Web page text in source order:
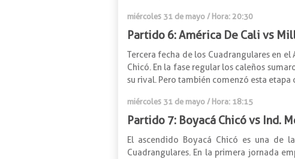
miércoles 31 de mayo / Hora: 20:30
Partido 6: América De Cali vs
Tercera fecha de los Cuadrangulares en
Chicó. En la fase regular los caleños
su rival. Pero también comenzó esta
miércoles 31 de mayo / Hora: 18:15
Partido 7: Boyacá Chicó vs Ind.
El ascendido Boyacá Chicó es una de
Cuadrangulares. En la primera jornada